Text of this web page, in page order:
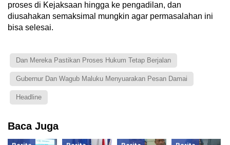
proses di Kejaksaan hingga ke pengadilan, dan
diusahakan semaksimal mungkin agar permasalahan ini
bisa selesai.
Dan Mereka Pastikan Proses Hukum Tetap Berjalan
Gubernur Dan Wagub Maluku Menyuarakan Pesan Damai
Headline
Baca Juga